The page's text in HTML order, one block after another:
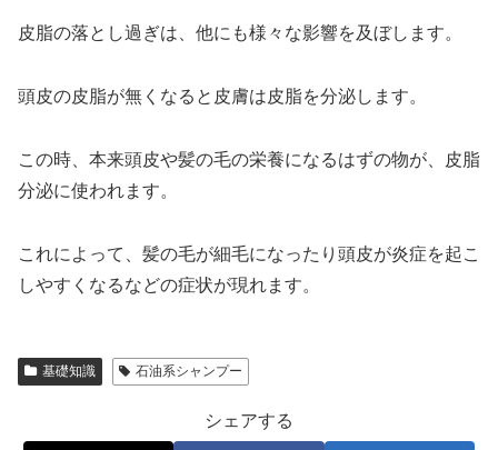
皮脂の落とし過ぎは、他にも様々な影響を及ぼします。
頭皮の皮脂が無くなると皮膚は皮脂を分泌します。
この時、本来頭皮や髪の毛の栄養になるはずの物が、皮脂
分泌に使われます。
これによって、髪の毛が細毛になったり頭皮が炎症を起こ
しやすくなるなどの症状が現れます。
基礎知識 石油系シャンプー
シェアする